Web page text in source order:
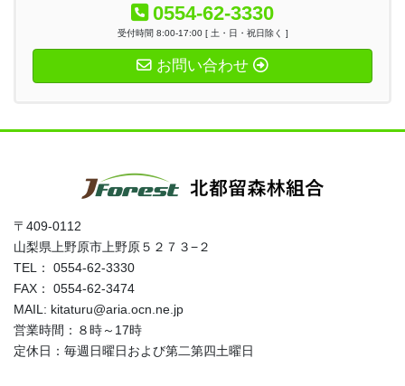
0554-62-3330
受付時間 8:00-17:00 [ 土・日・祝日除く ]
お問い合わせ
〒409-0112
山梨県上野原市上野原５２７３−２
TEL： 0554-62-3330
FAX： 0554-62-3474
MAIL: kitaturu@aria.ocn.ne.jp
営業時間：８時～17時
定休日：毎週日曜日および第二第四土曜日